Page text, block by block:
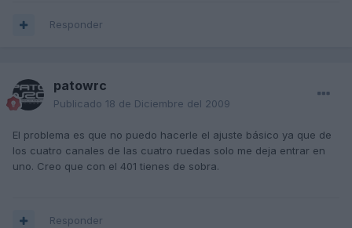
Responder
patowrc
Publicado 18 de Diciembre del 2009
El problema es que no puedo hacerle el ajuste básico ya que de
los cuatro canales de las cuatro ruedas solo me deja entrar en
uno. Creo que con el 401 tienes de sobra.
Responder